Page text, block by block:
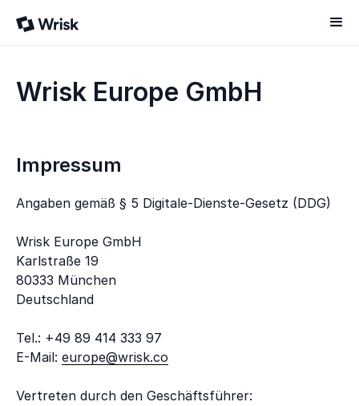
Wrisk Europe GmbH
Impressum
Angaben gemäß § 5 Digitale-Dienste-Gesetz (DDG)
Wrisk Europe GmbH
Karlstraße 19
80333 München
Deutschland
Tel.: +49 89 414 333 97
E-Mail: europe@wrisk.co
Vertreten durch den Geschäftsführer: